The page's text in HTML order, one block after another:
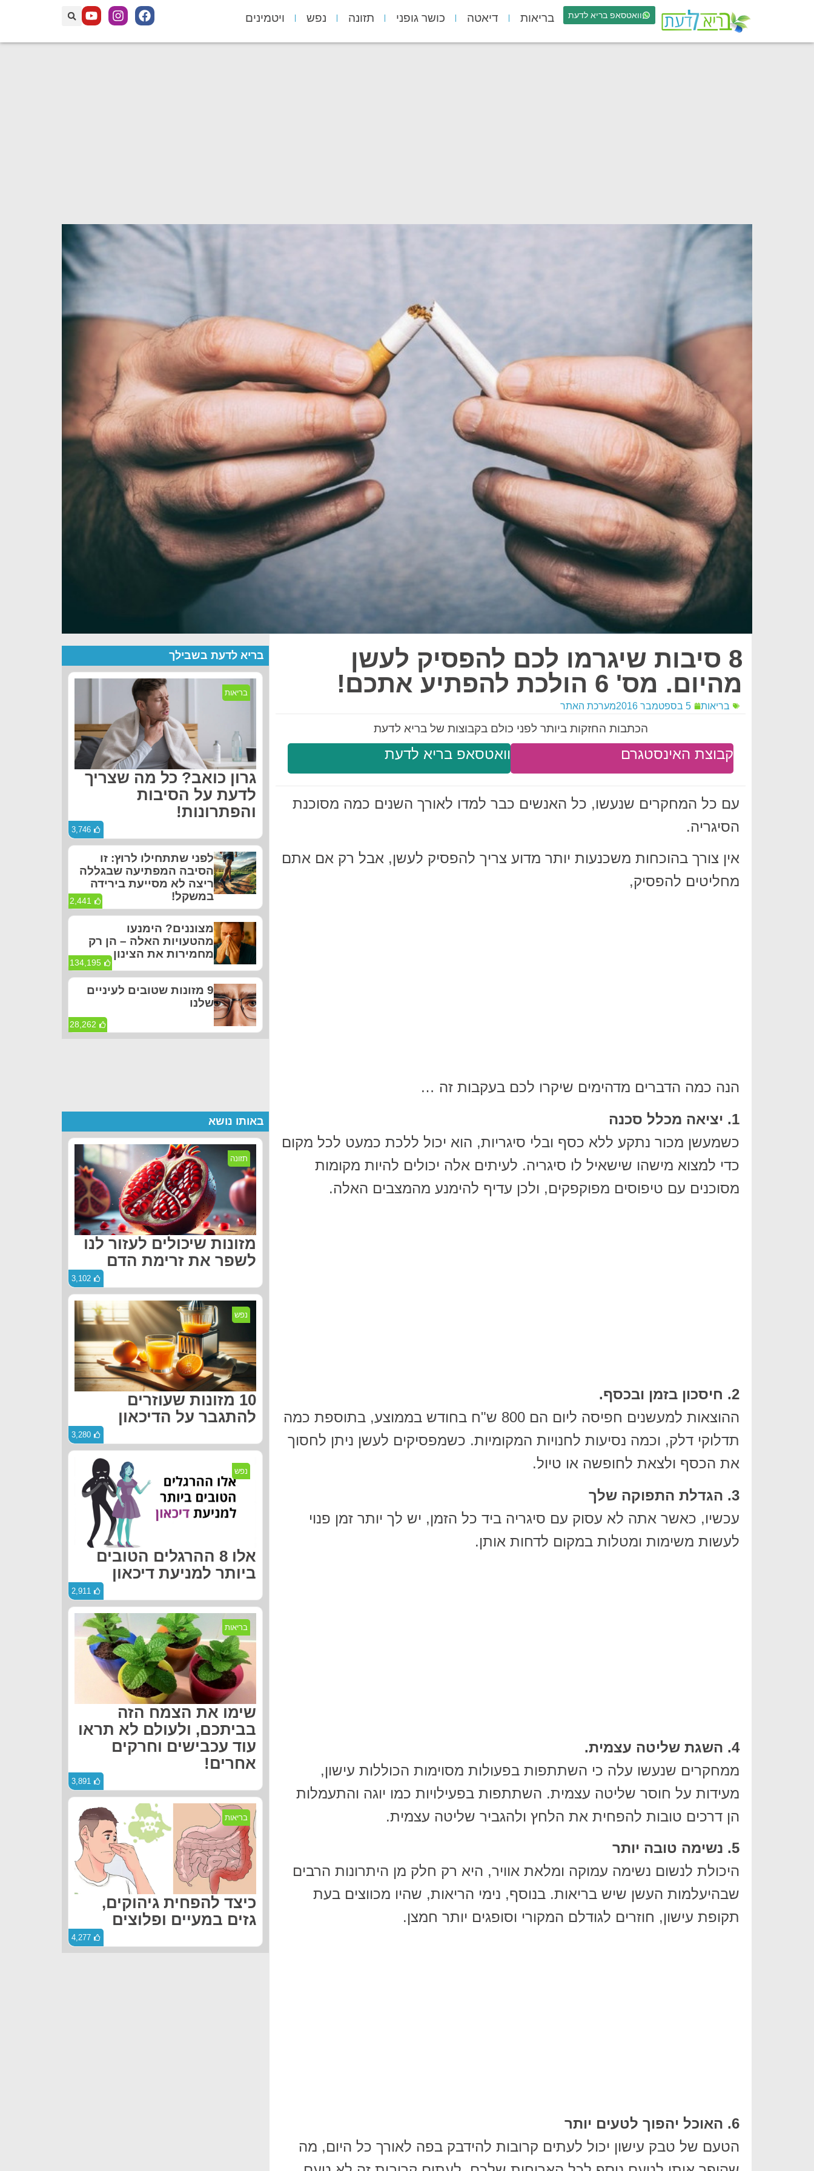
וואטסאפ בריא לדעת בריאות דיאטה כושר גופני תזונה נפש ויטמינים
8 סיבות שיגרמו לכם להפסיק לעשן
מהיום. מס' 6 הולכת להפתיע אתכם!
בריאות 5 בספטמבר 2016 מערכת האתר
הכתבות החזקות ביותר לפני כולם בקבוצות של בריא לדעת
וואטסאפ בריא לדעת קבוצת האינסטגרם
עם כל המחקרים שנעשו, כל האנשים כבר למדו לאורך השנים כמה מסוכנת
הסיגריה.
אין צורך בהוכחות משכנעות יותר מדוע צריך להפסיק לעשן, אבל רק אם אתם
מחליטים להפסיק,
הנה כמה הדברים מדהימים שיקרו לכם בעקבות זה …
1. יציאה מכלל סכנה
כשמעשן מכור נתקע ללא כסף ובלי סיגריות, הוא יכול ללכת כמעט לכל מקום
כדי למצוא מישהו שישאיל לו סיגריה. לעיתים אלה יכולים להיות מקומות
מסוכנים עם טיפוסים מפוקפקים, ולכן עדיף להימנע מהמצבים האלה.
2. חיסכון בזמן ובכסף.
ההוצאות למעשנים חפיסה ליום הם 800 ש"ח בחודש בממוצע, בתוספת כמה
תדלוקי דלק, וכמה נסיעות לחנויות המקומיות. כשמפסיקים לעשן ניתן לחסוך
את הכסף ולצאת לחופשה או טיול.
3. הגדלת התפוקה שלך
עכשיו, כאשר אתה לא עסוק עם סיגריה ביד כל הזמן, יש לך יותר זמן פנוי
לעשות משימות ומטלות במקום לדחות אותן.
4. השגת שליטה עצמית.
ממחקרים שנעשו עלה כי השתתפות בפעולות מסוימות הכוללות עישון,
מעידות על חוסר שליטה עצמית. השתתפות בפעילויות כמו יוגה והתעמלות
הן דרכים טובות להפחית את הלחץ ולהגביר שליטה עצמית.
5. נשימה טובה יותר
היכולת לנשום נשימה עמוקה ומלאת אוויר, היא רק חלק מן היתרונות הרבים
שבהיעלמות העשן שיש בריאות. בנוסף, נימי הריאות, שהיו מכווצים בעת
תקופת עישון, חוזרים לגודלם המקורי וסופגים יותר חמצן.
6. ה
אוכל יהפוך לטעים יותר
הטעם של טבק עישון יכול לעתים קרובות להידבק בפה לאורך כל היום, מה
בריא לדעת בשבילך
בריאות
גרון כואב? כל מה שצריך
לדעת על הסיבות
והפתרונות!
3,746
לפני שתתחילו לרוץ: זו
הסיבה המפתיעה שבגללה
ריצה לא מסייעת בירידה
במשקל!
2,441
מצוננים? הימנעו
מהטעויות האלה – הן רק
מחמירות את הצינון
134,195
9 מזונות שטובים לעיניים
שלנו
28,262
באותו נושא
תזונה
מזונות שיכולים לעזור לנו
לשפר את זרימת הדם
3,102
נפש
10 מזונות שעוזרים
להתגבר על הדיכאון
3,280
נפש
אלו 8 ההרגלים הטובים
ביותר למניעת דיכאון
2,911
בריאות
שימו את הצמח הזה
בביתכם, ולעולם לא תראו
עוד עכבישים וחרקים
אחרים!
3,891
בריאות
כיצד להפחית גיהוקים,
גזים במעיים ופלוצים
4,277